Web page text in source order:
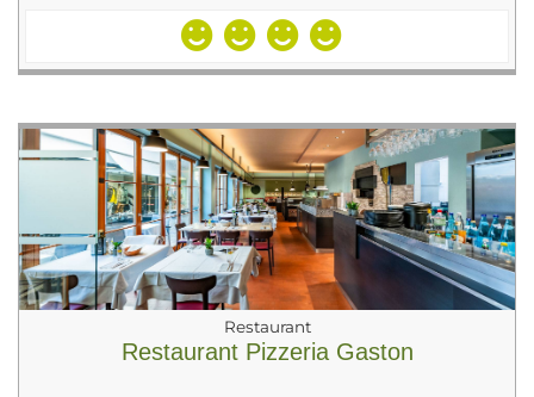
Restaurant
Restaurant Pizzeria Gaston